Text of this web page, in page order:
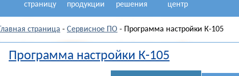
страницу
продукции
решения
центр
Главная страница - Сервисное ПО - Программа настройки К-105
Программа настройки К-105